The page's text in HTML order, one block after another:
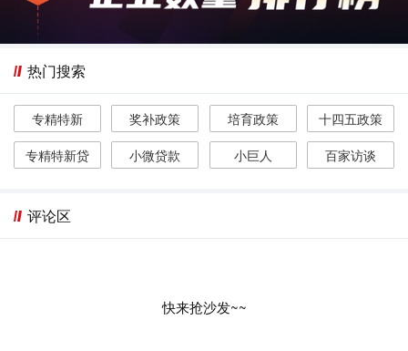
热门搜索
专精特新 奖补政策 培育政策
十四五政策
专精特新贷
小微贷款 小巨人 百家访谈
评论区
快来抢沙发~~